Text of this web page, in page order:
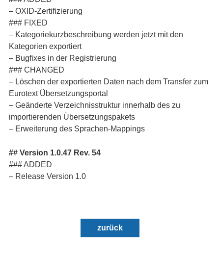
– OXID-Zertifizierung
### FIXED
– Kategoriekurzbeschreibung werden jetzt mit den
Kategorien exportiert
– Bugfixes in der Registrierung
### CHANGED
– Löschen der exportierten Daten nach dem Transfer zum
Eurotext Übersetzungsportal
– Geänderte Verzeichnisstruktur innerhalb des zu
importierenden Übersetzungspakets
– Erweiterung des Sprachen-Mappings
## Version 1.0.47 Rev. 54
### ADDED
– Release Version 1.0
zurück